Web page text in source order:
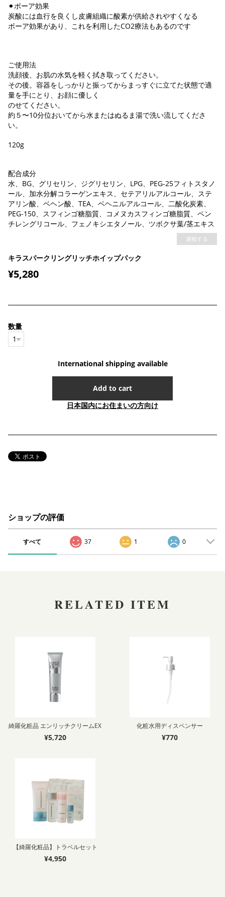
⚫︎ボーア効果
炭酸には血行を良くし皮膚組織に酸素が供給されやすくなる
ボーア効果があり、これを利用したCO2療法もあるのです
ご使用法
洗顔後、お肌の水気を軽く拭き取ってください。
その後。容器をしっかりと振ってからまっすぐに立てた状態で適
量を手にとり、お顔に優しく
のせてください。
約５〜10分位おいてから水またはぬるま湯で洗い流してくださ
い。
120g
配合成分
水、BG、グリセリン、ジグリセリン、LPG、PEG-25フィトスタノ
ール、加水分解コラーゲンエキス、セテアリルアルコール、ステ
アリン酸、ベヘン酸、TEA、ベヘニルアルコール、二酸化炭素、
PEG-150、スフィンゴ糖脂質、コメヌカスフィンゴ糖脂質、ペン
チレングリコール、フェノキシエタノール、ツボクサ葉/茎エキス
通報する
キラスパークリングリッチホイップパック
¥5,280
数量
International shipping available
Add to cart
日本国内にお住まいの方向け
ショップの評価
すべて 37 1 0
RELATED ITEM
綺羅化粧品 エンリッチクリームEX
¥5,720
化粧水用ディスペンサー
¥770
【綺羅化粧品】トラベルセット
¥4,950